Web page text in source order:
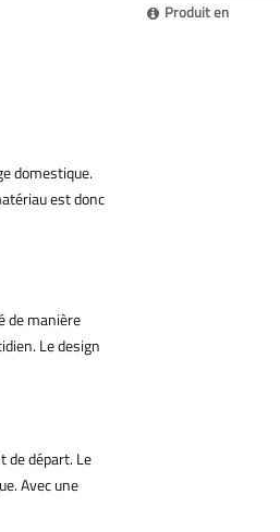
domestique.
est donc
de manière
Le design
de départ. Le
Avec une
Produit en